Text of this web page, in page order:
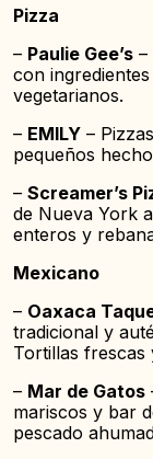
Pizza
– Paulie Gee’s –
con
vegetarianos.
– EMILY –
pequeños
– Screamer’s
de Nueva York
enteros y
Mexicano
– Oaxaca
tradicional y
Tortillas frescas
– Mar de Gatos
mariscos y bar
pescado